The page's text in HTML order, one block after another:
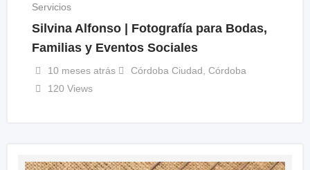
Servicios
Silvina Alfonso | Fotografía para Bodas,
Familias y Eventos Sociales
10 meses atrás Córdoba Ciudad Córdoba
120 Views